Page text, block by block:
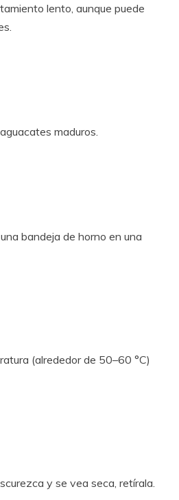
lento, aunque puede
maduros.
bandeja de horno en una
(alrededor de 50–60 °C)
y se vea seca, retírala.